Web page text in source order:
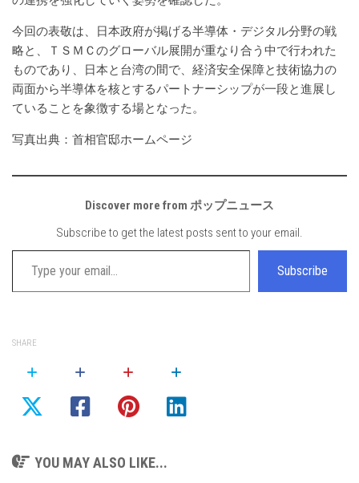
今回の表敬は、日本政府が掲げる半導体・デジタル分野の戦
略と、ＴＳＭＣのグローバル展開が重なり合う中で行われた
ものであり、日本と台湾の間で、経済安全保障と技術協力の
両面から半導体を核とするパートナーシップが一段と進展し
ていることを象徴する場となった。
写真出典：首相官邸ホームページ
Discover more from ポップニュース
Subscribe to get the latest posts sent to your email.
Type your email…
Subscribe
SHARE
YOU MAY ALSO LIKE...